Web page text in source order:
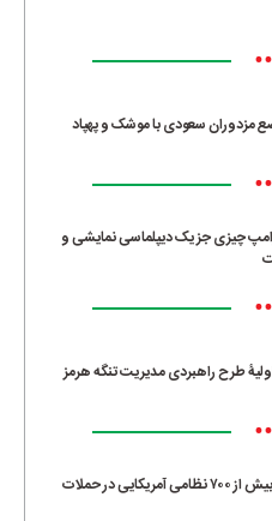
مزدوران سعودی با موشک و پهپاد
چیزی جز یک دیپلماسی نمایشی و
طرح راهبردی مدیریت تنگه هرمز
ضربه مغزی بیش از ۷۰۰ نظامی آمریکایی در حملات